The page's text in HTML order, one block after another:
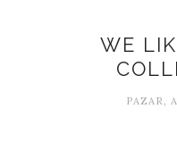
WE
PAZAR,